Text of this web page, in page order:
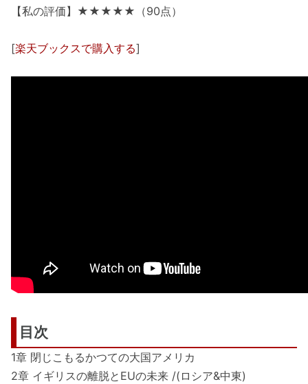
【私の評価】★★★★★（90点）
[楽天ブックスで購入する]
目次
1章 閉じこもるかつての大国アメリカ
2章 イギリスの離脱とEUの未来 /(ロシア&中東)